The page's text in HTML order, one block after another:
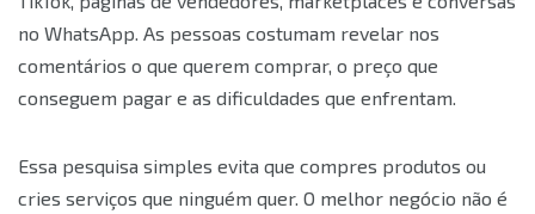
no WhatsApp. As pessoas costumam revelar nos
comentários o que querem comprar, o preço que
conseguem pagar e as dificuldades que enfrentam.
Essa pesquisa simples evita que compres produtos ou
cries serviços que ninguém quer. O melhor negócio não é